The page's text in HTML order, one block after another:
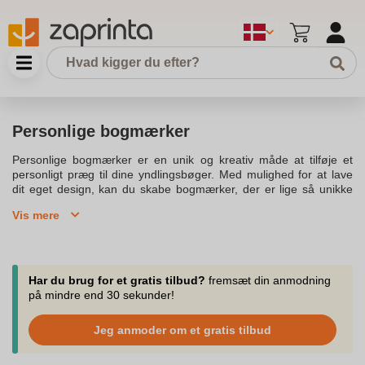
Personlige bogmærker
Personlige bogmærker er en unik og kreativ måde at tilføje et
personligt præg til dine yndlingsbøger. Med mulighed for at lave
dit eget design, kan du skabe bogmærker, der er lige så unikke
som papir og aluminium for at matche bogmærkets design med
skiller sig ud på enhver bogreol. Personligt bogmærke med dit
eget design er ikke kun en praktisk hjælper, når du læser, men
også en perfekt gaveidé til bogorme.Med personaliserede
hvilket gør dem til smukt designede elementer til dine egne
bogmærker. Vores bogmærker tilbyder en hurtig levering og god
service, hvilket sikrer dig en tilfredsstillende oplevelse. Uanset om
Vis mere
Har du brug for et gratis tilbud? fremsæt din anmodning
på mindre end 30 sekunder!
Jeg anmoder om et gratis tilbud